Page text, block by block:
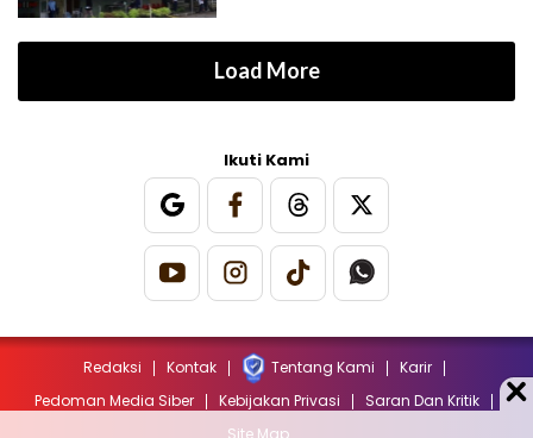
Load More
Ikuti Kami
Redaksi Kontak Tentang Kami
Karir
Pedoman Media Siber
Kebijakan Privasi
Saran Dan Kritik
Site Map